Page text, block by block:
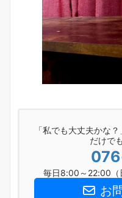
「私でも大丈夫かな
だけで
毎日8:00～22:00（
お